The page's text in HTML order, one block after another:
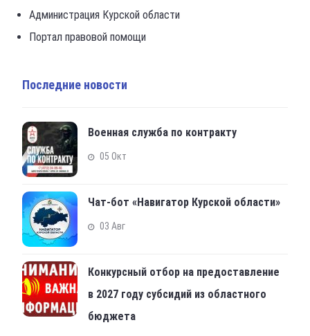
Администрация Курской области
Портал правовой помощи
Последние новости
Военная служба по контракту
05 Окт
Чат-бот «Навигатор Курской области»
03 Авг
Конкурсный отбор на предоставление
в 2027 году субсидий из областного
бюджета